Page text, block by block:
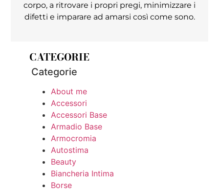
corpo, a ritrovare i propri pregi, minimizzare i
difetti e imparare ad amarsi così come sono.
CATEGORIE
Categorie
About me
Accessori
Accessori Base
Armadio Base
Armocromia
Autostima
Beauty
Biancheria Intima
Borse